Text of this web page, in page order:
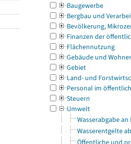
Baugewerbe
Bergbau und
Bevölkerung,
Finanzen der
Flächennutzung
Gebäude und
Gebiet
Land- und
Personal im
Steuern
Umwelt
Wasserabgabe
Wasserentgelte
Öffentliche und